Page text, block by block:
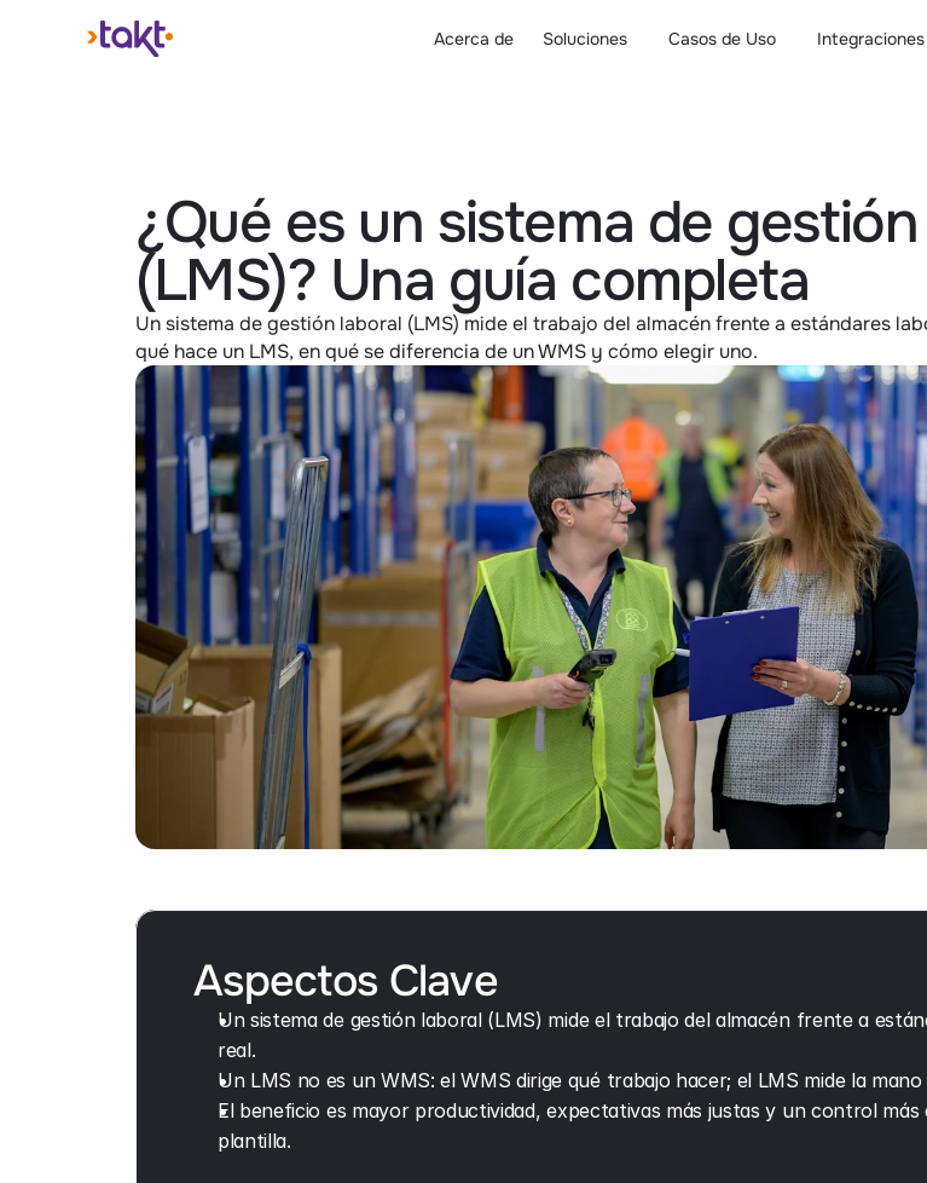
¿Qué es un sistema de
(LMS)? Una guía completa
Un sistema de gestión laboral (LMS) mide el trabajo del almacén frente a estándares
qué hace un LMS, en qué se diferencia de un WMS y cómo elegir uno.
Aspectos Clave
Un sistema de gestión laboral (LMS) mide el trabajo del almacén frente a
real.
Un LMS no es un WMS: el WMS dirige qué trabajo hacer; el LMS mide la
El beneficio es mayor productividad, expectativas más justas y un control
plantilla.
Acerca de Soluciones Casos de Uso Integraciones